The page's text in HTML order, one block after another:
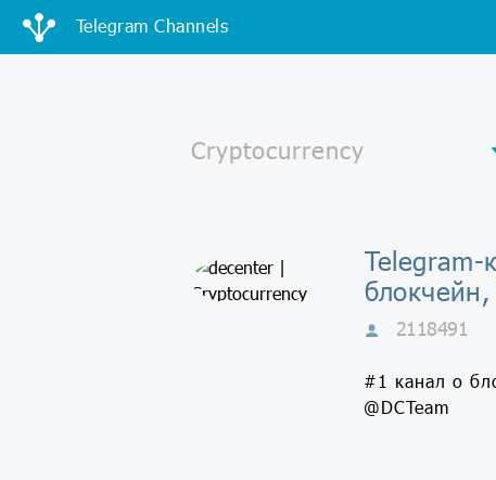
Telegram Channels
2118491
#1 канал о
@DCTeam